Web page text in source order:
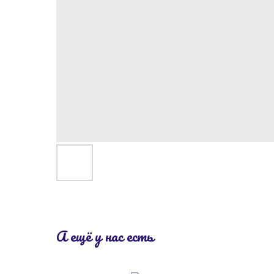
А ещё у нас есть